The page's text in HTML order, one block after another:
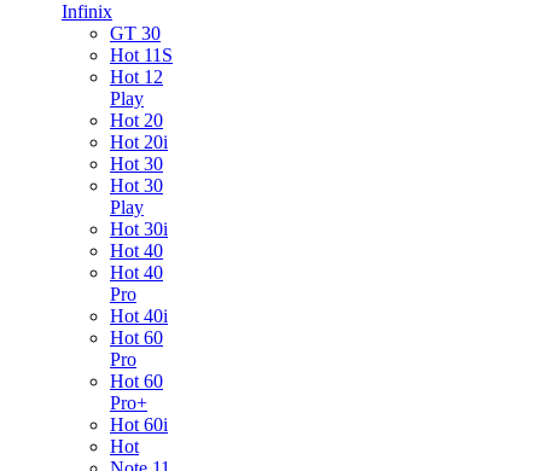
Infinix
GT 30
Hot 11S
Hot 12
Play
Hot 20
Hot 20i
Hot 30
Hot 30
Play
Hot 30i
Hot 40
Hot 40
Pro
Hot 40i
Hot 60
Pro
Hot 60
Pro+
Hot 60i
Hot